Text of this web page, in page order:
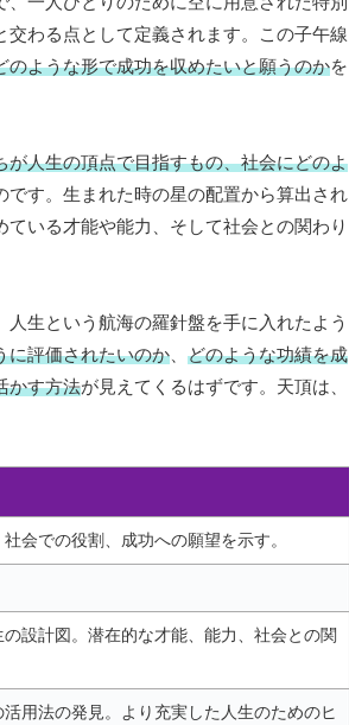
わる点として定義されます。この子午線
ような形で成功を収めたいと願うのかを
が人生の頂点で目指すもの、社会にどのよ
です。生まれた時の星の配置から算出され
いる才能や能力、そして社会との関わり
生という航海の羅針盤を手に入れたよう
に評価されたいのか
どのような功績を成
かす方法が見えてくるはずです。天頂は、
会での役割、成功への願望を示す。
設計図。潜在的な才能、能力、社会との関
用法の発見。より充実した人生のためのヒ